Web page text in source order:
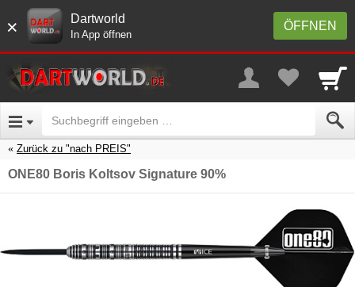
× ÖFFNEN
Dartworld
In App öffnen
Zurück zu "nach PREIS"
ONE80 Boris Koltsov Signature 90%